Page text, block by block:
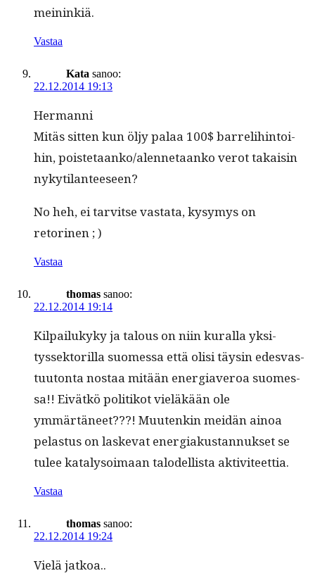
meininkiä.
Vastaa
Kata sanoo:
22.12.2014 19:13
Her­man­ni
Mitäs sit­ten kun öljy palaa 100$ bar­reli­hin­toi­
hin, poistetaanko/alennetaanko verot takaisin
nykytilanteeseen?
No heh, ei tarvitse vas­ta­ta, kysymys on
retorinen ; )
Vastaa
thomas sanoo:
22.12.2014 19:14
Kil­pailukyky ja talous on niin kural­la yksi­
tyssek­to­ril­la suomes­sa että olisi täysin edesvas­
tu­u­ton­ta nos­taa mitään ener­giaveroa suomes­
sa!! Eivätkö poli­tikot vieläkään ole
ymmärtäneet???! Muutenkin mei­dän ain­oa
pelas­tus on laske­vat ener­giakus­tan­nuk­set se
tulee katalysoimaan talodel­lista aktiviteettia.
Vastaa
thomas sanoo:
22.12.2014 19:24
Vielä jatkoa..